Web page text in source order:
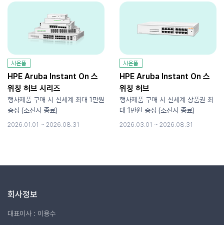
HPE Aruba Instant On 스
위칭 허브 시리즈
행사제품 구매 시 신세계 최대 1만원
증정 (소진시 종료)
2026.01.01 ~ 2026.08.31
HPE Aruba Instant On 스
위칭 허브
행사제품 구매 시 신세계 상품권 최
대 1만원 증정 (소진시 종료)
2026.03.01 ~ 2026.08.31
회사정보
대표이사 : 이용수